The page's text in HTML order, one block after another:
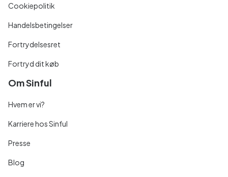
Cookiepolitik
Handelsbetingelser
Fortrydelsesret
Fortryd dit køb
Om Sinful
Hvem er vi?
Karriere hos Sinful
Presse
Blog